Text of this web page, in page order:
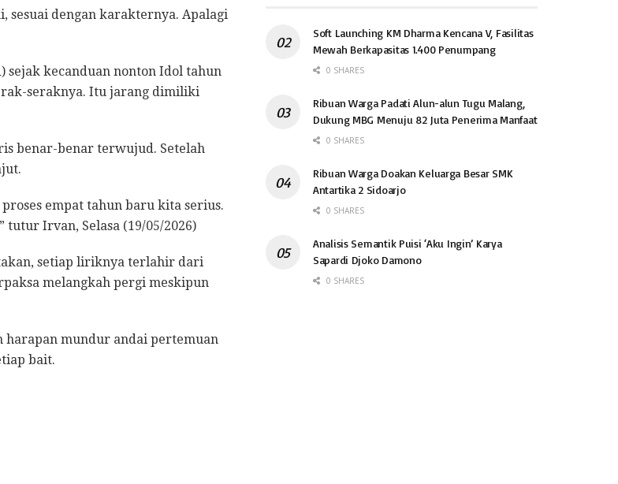
sesuai dengan karakternya. Apalagi
sejak kecanduan nonton Idol tahun
seraknya. Itu jarang dimiliki
benar-benar terwujud. Setelah
empat tahun baru kita serius.
Irvan, Selasa (19/05/2026)
setiap liriknya terlahir dari
melangkah pergi meskipun
harapan mundur andai pertemuan
bait.
Soft Launching KM Dharma Kencana V, Fasilitas
Mewah Berkapasitas 1.400 Penumpang
0 SHARES
Ribuan Warga Padati Alun-alun Tugu Malang,
Dukung MBG Menuju 82 Juta Penerima Manfaat
0 SHARES
Ribuan Warga Doakan Keluarga Besar SMK
Antartika 2 Sidoarjo
0 SHARES
Analisis Semantik Puisi ‘Aku Ingin’ Karya
Sapardi Djoko Damono
0 SHARES